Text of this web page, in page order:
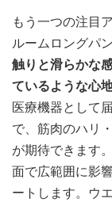
もう一つの注目
ルームロングパ
触りと滑らかな
ているような心
医療機器として
で、筋肉のハリ
が期待できます
面で広範囲に影
ートします。ウ